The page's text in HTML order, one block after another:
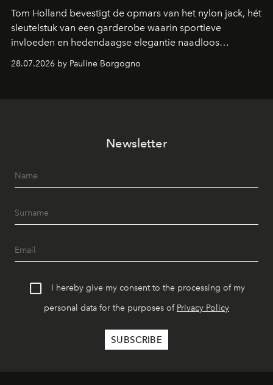
Tom Holland bevestigt de opmars van het nylon jack, hét
sleutelstuk van een garderobe waarin sportieve
invloeden en hedendaagse elegantie naadloos
samenkomen.
28.07.2026 by Pauline Borgogno
Newsletter
I hereby give my consent to the processing of my
personal data for the purposes of Privacy Policy